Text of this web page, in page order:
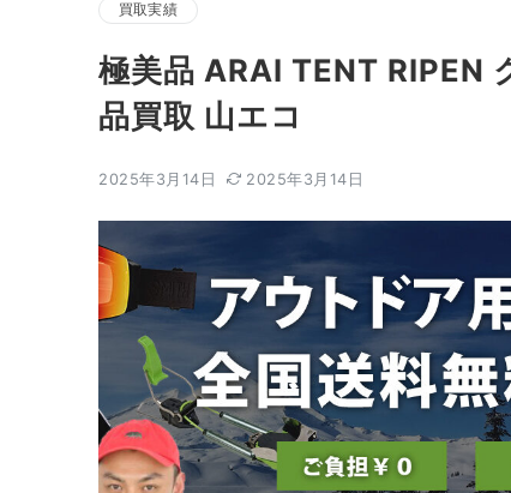
買取実績
極美品 ARAI TENT RIPEN
品買取 山エコ
2025年3月14日 2025年3月14日